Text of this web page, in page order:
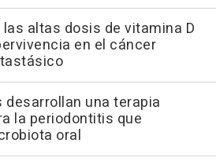
altas dosis de vitamina D
en el cáncer
desarrollan una terapia
la periodontitis que
oral